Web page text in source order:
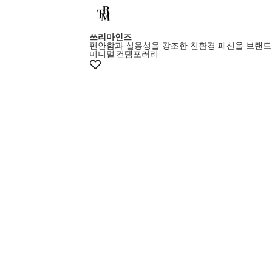
쓰리마인즈
편안함과 실용성을 강조한 친환경 패션을 브랜드
미니멀 컨템포러리